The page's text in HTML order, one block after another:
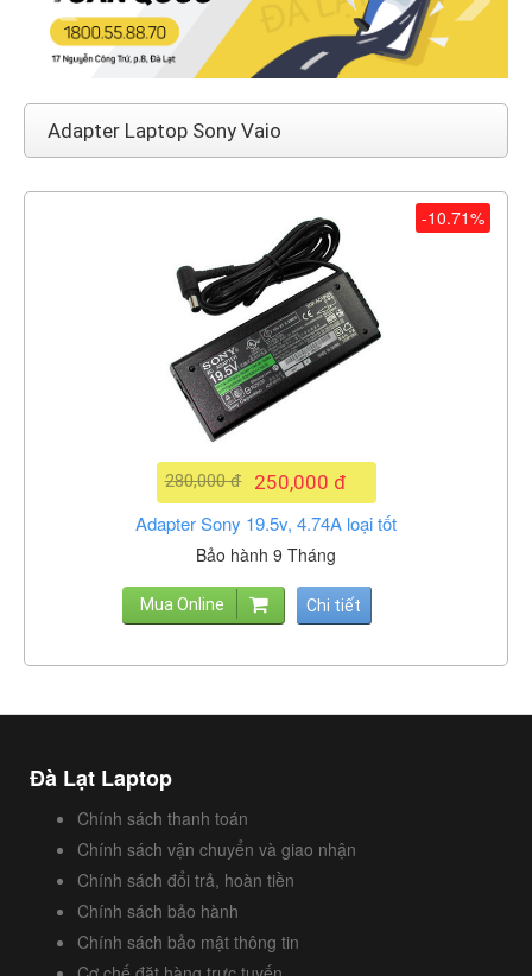
Adapter Laptop Sony Vaio
250,000 đ
280,000 đ
Adapter Sony 19.5v, 4.74A loại tốt
Bảo hành 9 Tháng
Mua Online Chi tiết
-10.71%
Đà Lạt Laptop
Chính sách thanh toán
Chính sách vận chuyển và giao nhận
Chính sách đổi trả, hoàn tiền
Chính sách bảo hành
Chính sách bảo mật thông tin